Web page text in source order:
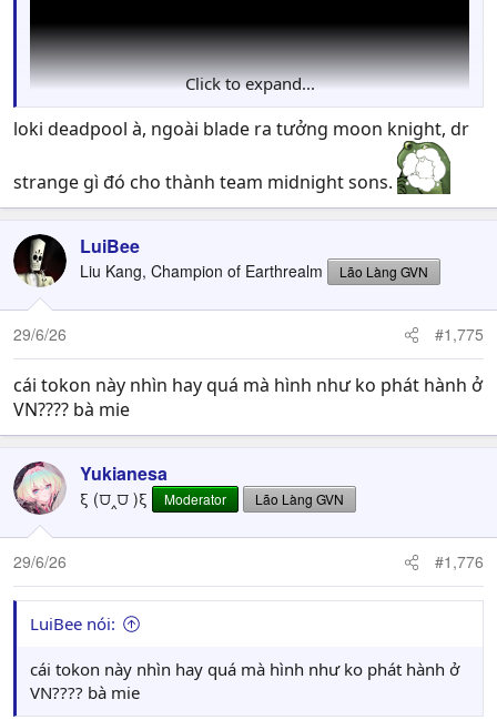
Click to expand...
loki deadpool à, ngoài blade ra tưởng moon knight, dr
strange gì đó cho thành team midnight sons.
LuiBee
Liu Kang, Champion of Earthrealm Lão Làng GVN
29/6/26 #1,775
cái tokon này nhìn hay quá mà hình như ko phát hành ở
VN???? bà mie
Yukianesa
ξ (⩌‸⩌ )ξ Moderator Lão Làng GVN
29/6/26 #1,776
LuiBee nói:
cái tokon này nhìn hay quá mà hình như ko phát hành ở
VN???? bà mie